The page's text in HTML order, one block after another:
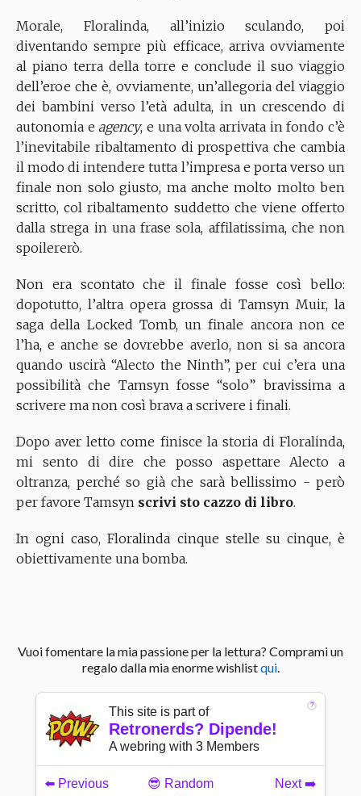
Morale, Floralinda, all’inizio sculando, poi
diventando sempre più efficace, arriva ovviamente
al piano terra della torre e conclude il suo viaggio
dell’eroe che è, ovviamente, un’allegoria del viaggio
dei bambini verso l’età adulta, in un crescendo di
autonomia eagency, e una volta arrivata in fondo c’è
l’inevitabile ribaltamento di prospettiva che cambia
il modo di intendere tutta l’impresa e porta verso un
finale non solo giusto, ma anche molto molto ben
scritto, col ribaltamento suddetto che viene offerto
dalla strega in una frase sola, affilatissima, che non
spoilererò.
Non era scontato che il finale fosse così bello:
dopotutto, l’altra opera grossa di Tamsyn Muir, la
saga della Locked Tomb, un finale ancora non ce
l’ha, e anche se dovrebbe averlo, non si sa ancora
quando uscirà “Alecto the Ninth”, per cui c’era una
possibilità che Tamsyn fosse “solo” bravissima a
scrivere ma non così brava a scrivere i finali.
Dopo aver letto come finisce la storia di Floralinda,
mi sento di dire che posso aspettare Alecto a
oltranza, perché so già che sarà bellissimo - però
per favore Tamsyn scrivi sto cazzo di libro.
In ogni caso, Floralinda cinque stelle su cinque, è
obiettivamente una bomba.
Vuoi fomentare la mia passione per la lettura? Comprami un
regalo dalla mia enorme wishlistqui.